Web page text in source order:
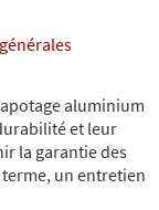
aluminium
et leur
la garantie des
un entretien